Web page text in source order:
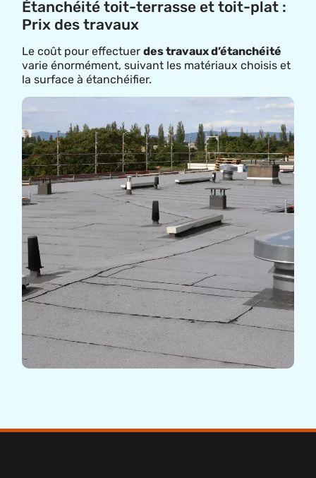
Étanchéité toit-terrasse et toit-plat :
Prix des travaux
Le coût pour effectuerdes travaux d’étanchéité
varie énormément, suivant les matériaux choisis et
la surface à étanchéifier.